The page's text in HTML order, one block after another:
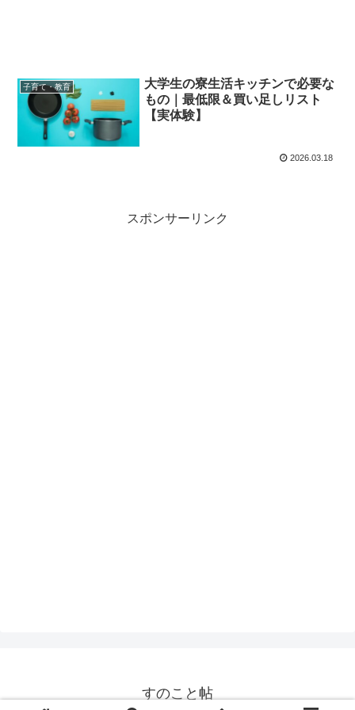
子育て・教育
大学生の寮生活キッチンで必要な
もの｜最低限＆買い足しリスト
【実体験】
2026.03.18
スポンサーリンク
すのこと帖